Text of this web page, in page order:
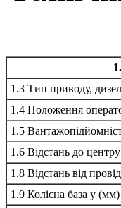
1.3 Тип приводу,
1.4 Положення
1.5
1.6 Відстань до
1.8 Відстань від
1.9 Колісна база y (мм)